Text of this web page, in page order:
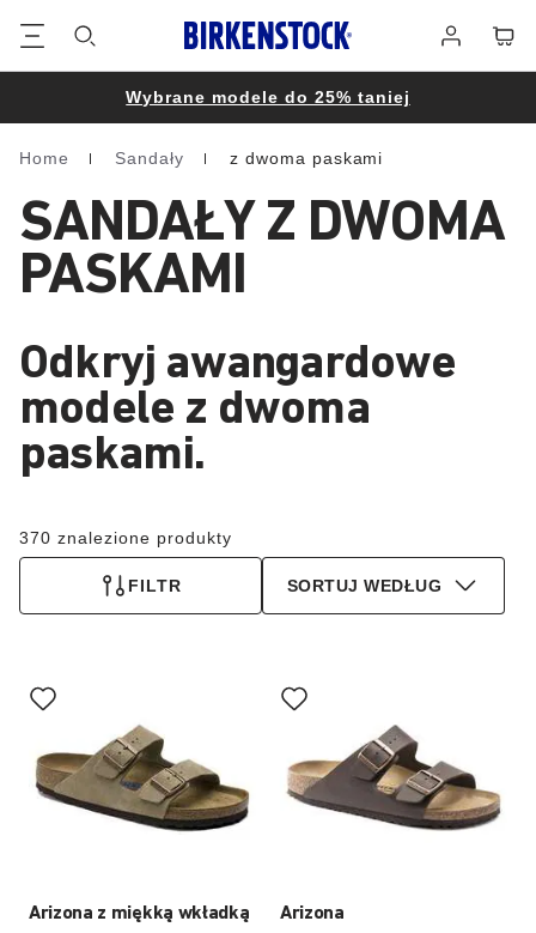
się
Wybrane modele do 25% taniej
Homepage
Home Sandały z dwoma paskami
SANDAŁY Z DWOMA
PASKAMI
Odkryj awangardowe
modele z dwoma
paskami.
370 znalezione produkty
FILTR SORTUJ WEDŁUG
Arizona z miękką wkładką
koloru
spowoduje
zdjęcia
produktu
Arizona
koloru
spowoduje
zdjęcia
produktu